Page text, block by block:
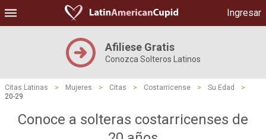
Ingresar
Afiliese Gratis
Conozca Solteros Latinos
Citas Latinas > Mujeres > Citas > Costarricense > Su Edad
>
20-29
Conoce a solteras costarricenses de